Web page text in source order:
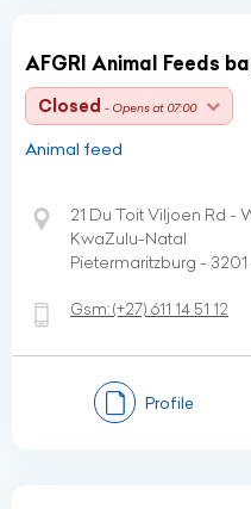
AFGRI Animal Feeds
Closed - Opens at 07:00
Animal feed
21 Du Toit Viljoen Rd -
KwaZulu-Natal
Pietermaritzburg -
Gsm:(+27) 611 14 51 12
Profile